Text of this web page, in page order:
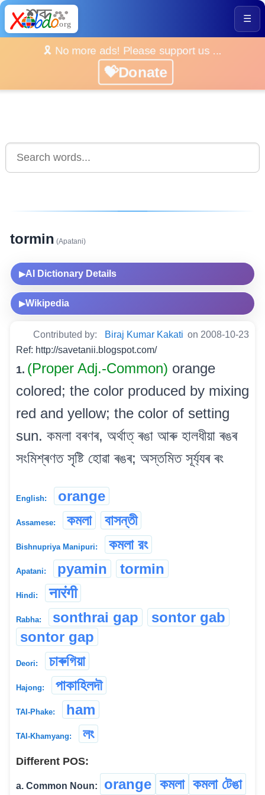
☰
🎗️ No more ads! Please support us ...
💝Donate
tormin (Apatani)
▶AI Dictionary Details
▶Wikipedia
Contributed by: Biraj Kumar Kakati on 2008-10-23
Ref: http://savetanii.blogspot.com/
1. (Proper Adj.-Common) orange
colored; the color produced by mixing
red and yellow; the color of setting
sun. কমলা বৰণৰ, অৰ্থাত্ ৰঙা আৰু হালধীয়া ৰঙৰ
সংমিশ্ৰণত সৃষ্টি হোৱা ৰঙৰ; অস্তমিত সূৰ্য্যৰ ৰং
English: orange
Assamese: কমলা বাসন্তী
Bishnupriya Manipuri: কমলা রং
Apatani: pyamin tormin
Hindi: नारंगी
Rabha: sonthrai gap
sontor gab
sontor gap
Deori: চাৰুগিয়া
Hajong: পাকাহিলদৗ
TAI-Phake: ham
TAI-Khamyang: লং
Different POS:
a. Common Noun: orange কমলা কমলা টেঙা